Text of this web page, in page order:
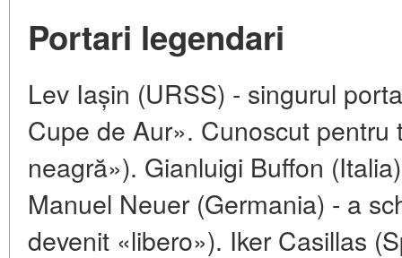
Portari legendari
Lev Iașin (URSS) - singurul
Cupe de Aur». Cunoscut pentru
neagră»). Gianluigi Buffon
Manuel Neuer (Germania) - a
devenit «libero»). Iker Casillas